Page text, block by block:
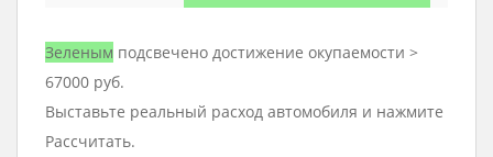
Зеленым подсвечено достижение окупаемости >
67000 руб.
Выставьте реальный расход автомобиля и нажмите
Рассчитать.